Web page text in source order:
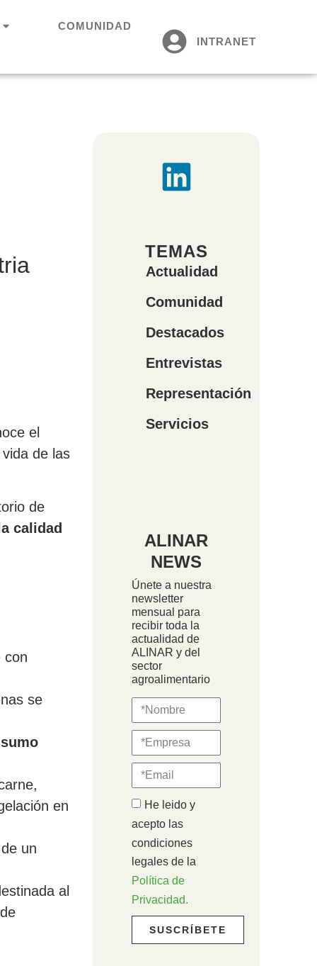
COMUNIDAD
INTRANET
el
de las
de
calidad
con
se
en
de un
al
TEMAS
Actualidad
Comunidad
Destacados
Entrevistas
Representación
Servicios
ALINAR
NEWS
Únete a nuestra
newsletter
mensual para
recibir toda la
actualidad de
ALINAR y del
sector
agroalimentario
He leido y
acepto las
condiciones
legales de la
Política de
Privacidad.
SUSCRÍBETE